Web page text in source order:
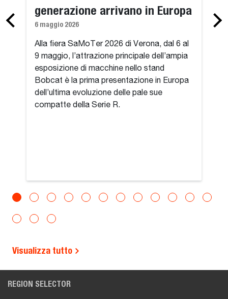
generazione arrivano in Europa
6 maggio 2026
Alla fiera SaMoTer 2026 di Verona, dal 6 al
9 maggio, l’attrazione principale dell’ampia
esposizione di macchine nello stand
Bobcat è la prima presentazione in Europa
dell’ultima evoluzione delle pale sue
compatte della Serie R.
Visualizza tutto
REGION SELECTOR